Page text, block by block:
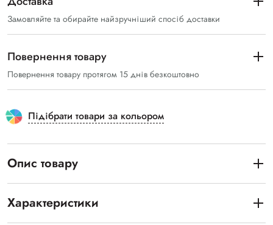
Замовляйте та обирайте найзручніший спосіб доставки
Повернення товару
Повернення товару протягом 15 днів безкоштовно
Підібрати товари за кольором
Опис товару
Характеристики